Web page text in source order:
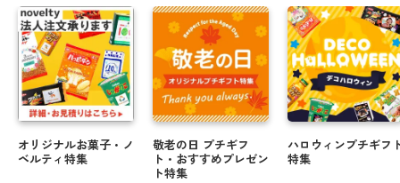
オリジナルお菓子・ノ
ベルティ特集
敬老の日 プチギフ
ト・おすすめプレゼン
ト特集
ハロウィンプチギフ
特集